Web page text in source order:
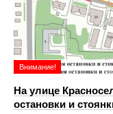
Внимание!
На улице
остановки и